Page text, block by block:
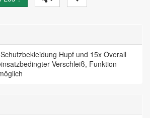
Hupf und 15x Overall
Verschleiß, Funktion